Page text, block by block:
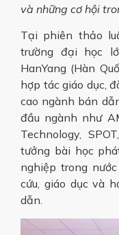
và những cơ hội
Tại phiên thảo
trường đại học
HanYang (Hàn
hợp tác giáo dục,
cao ngành bán
đầu ngành như
Technology,
tưởng bài học
nghiệp trong
cứu, giáo dục và
dẫn.